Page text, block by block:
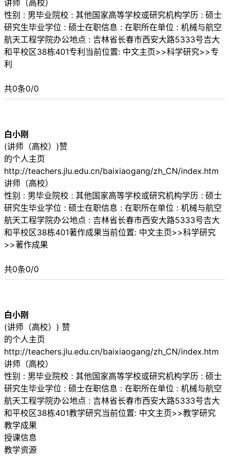
讲师（高校）
性别 : 男毕业院校 : 其他国家高等学校或研究机构学历 : 硕士
研究生毕业学位 : 硕士在职信息 : 在职所在单位 : 机械与航空
航天工程学院办公地点 : 吉林省长春市西安大路5333号吉大
和平校区38栋401专利当前位置: 中文主页>>科学研究>>专
利
共0条0/0
白小刚
(讲师（高校）)赞
的个人主页
http://teachers.jlu.edu.cn/baixiaogang/zh_CN/index.htm
讲师（高校）
性别 : 男毕业院校 : 其他国家高等学校或研究机构学历 : 硕士
研究生毕业学位 : 硕士在职信息 : 在职所在单位 : 机械与航空
航天工程学院办公地点 : 吉林省长春市西安大路5333号吉大
和平校区38栋401著作成果当前位置: 中文主页>>科学研究
>>著作成果
共0条0/0
白小刚
(讲师（高校）) 赞
的个人主页
http://teachers.jlu.edu.cn/baixiaogang/zh_CN/index.htm
讲师（高校）
性别 : 男毕业院校 : 其他国家高等学校或研究机构学历 : 硕士
研究生毕业学位 : 硕士在职信息 : 在职所在单位 : 机械与航空
航天工程学院办公地点 : 吉林省长春市西安大路5333号吉大
和平校区38栋401教学研究当前位置: 中文主页>>教学研究
教学成果
授课信息
教学资源